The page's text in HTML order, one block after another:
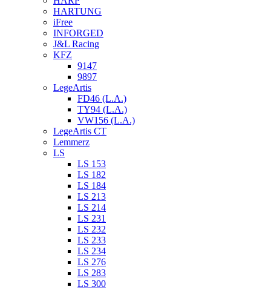
HARTUNG
iFree
INFORGED
J&L Racing
KFZ
9147
9897
LegeArtis
FD46 (L.A.)
TY94 (L.A.)
VW156 (L.A.)
LegeArtis CT
Lemmerz
LS
LS 153
LS 182
LS 184
LS 213
LS 214
LS 231
LS 232
LS 233
LS 234
LS 276
LS 283
LS 300